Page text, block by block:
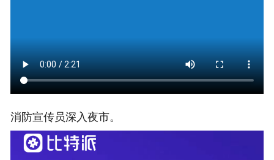
消防宣传员深入夜市。